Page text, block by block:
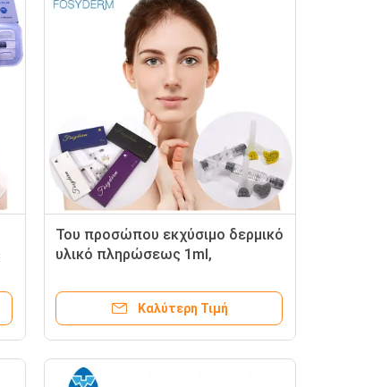
Του προσώπου εκχύσιμο δερμικό
υλικό πληρώσεως 1ml,
προσοχής υλικών πληρώσεως
Καλύτερη Τιμή